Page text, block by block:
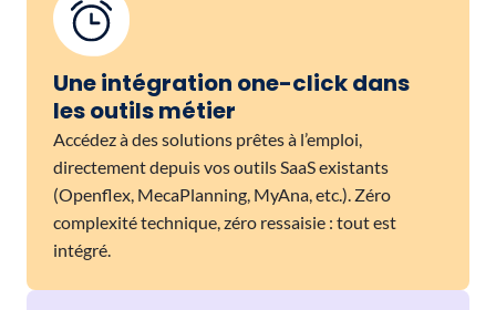
Une intégration one-click dans
les outils métier
Accédez à des solutions prêtes à l’emploi,
directement depuis vos outils SaaS existants
(Openflex, MecaPlanning, MyAna, etc.). Zéro
complexité technique, zéro ressaisie : tout est
intégré.